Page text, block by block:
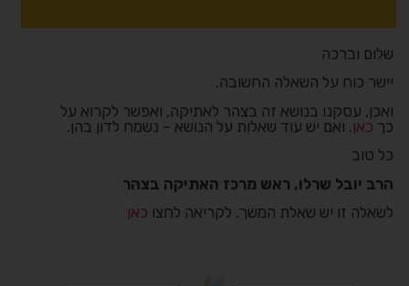
שלום וברכה
יישר כוח על השאלה החשובה.
ואכן, עסקנו בנושא זה בצהר לאתיקה, ואפשר לקרוא על
כך כאן . ואם יש עוד שאלות על הנושא – נשמח לדון בהן.
כל טוב
הרב יובל שרלו, ראש מרכז האתיקה בצהר
לשאלה זו יש שאלת המשך. לקריאה לחצו כאן